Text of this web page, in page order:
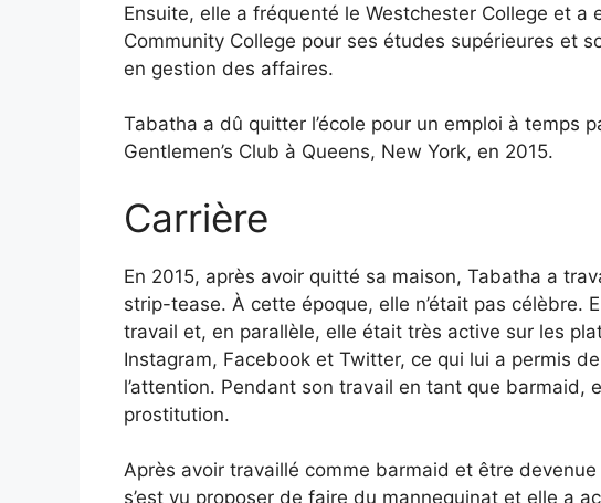
Ensuite, elle a fréquenté le Westchester College et a
Community College pour ses études supérieures et
en gestion des affaires.
Tabatha a dû quitter l’école pour un emploi à temps
Gentlemen’s Club à Queens, New York, en 2015.
Carrière
En 2015, après avoir quitté sa maison, Tabatha a
strip-tease. À cette époque, elle n’était pas célèbre.
travail et, en parallèle, elle était très active sur les
Instagram, Facebook et Twitter, ce qui lui a permis
l’attention. Pendant son travail en tant que barmaid,
prostitution.
Après avoir travaillé comme barmaid et être
s’est vu proposer de faire du mannequinat et elle a